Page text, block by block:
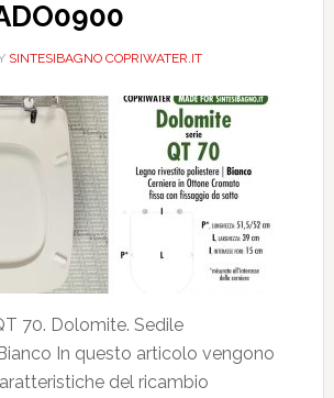
SINTESIBAGNO COPRIWATER.IT
70. Dolomite. Sedile
In questo articolo vengono
del ricambio